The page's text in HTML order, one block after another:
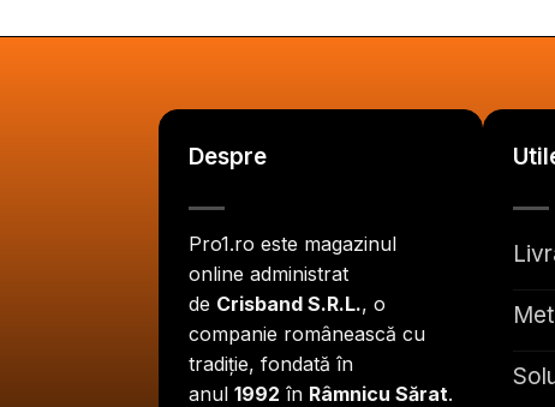
Despre
Pro1.ro este magazinul
online administrat
de Crisband S.R.L., o
companie românească cu
tradiție, fondată în
anul 1992 în Râmnicu Sărat.